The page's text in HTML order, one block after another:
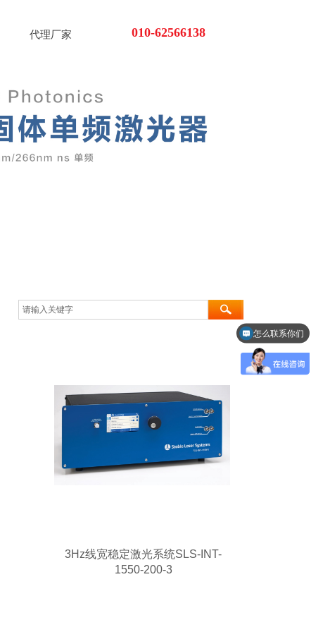
代理厂家 010-62566138
3Hz线宽稳定激光系统SLS-INT-
1550-200-3
可以介绍下你们的产品么
怎么联系你们